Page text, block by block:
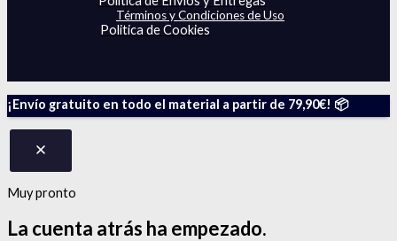
Términos y Condiciones de Uso
Politica de Cookies
¡Envío gratuito en todo el material a partir de 79,90€! 📦
Muy pronto
La cuenta atrás ha empezado.